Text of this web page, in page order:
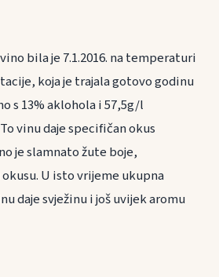
bila je 7.1.2016. na temperaturi
koja je trajala gotovo godinu
s 13% aklohola i 57,5g/l
vinu daje specifičan okus
je slamnato žute boje,
U isto vrijeme ukupna
daje svježinu i još uvijek aromu